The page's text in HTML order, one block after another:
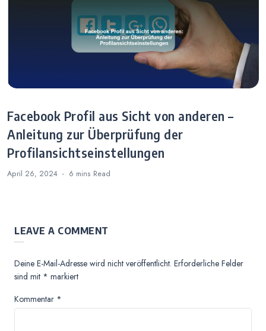
Facebook Profil aus Sicht von anderen –
Anleitung zur Überprüfung der
Profilansichtseinstellungen
April 26, 2024 6 mins Read
LEAVE A COMMENT
Deine E-Mail-Adresse wird nicht veröffentlicht. Erforderliche Felder
sind mit * markiert
Kommentar *